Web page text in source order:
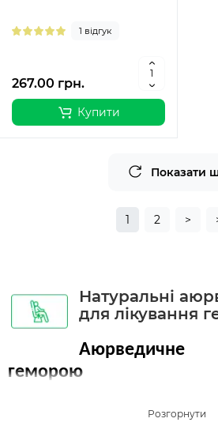
1 відгук
267.00 грн.
Купити
Показати
1 2 >
Натуральні
для лікування
геморою
прямої кишки. Вони стають